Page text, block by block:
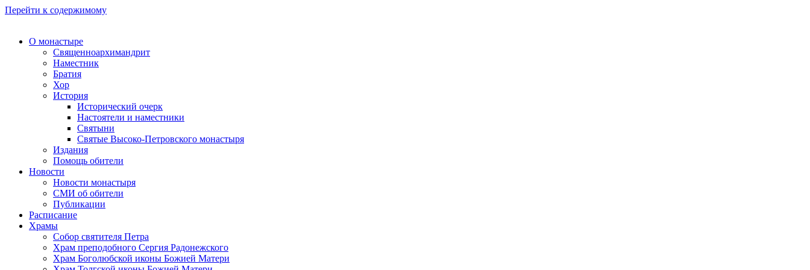
Перейти к содержимому
О монастыре
Священноархимандрит
Наместник
Братия
Хор
История
Исторический очерк
Настоятели и наместники
Святыни
Святые Высоко-Петровского монастыря
Издания
Помощь обители
Новости
Новости монастыря
СМИ об обители
Публикации
Расписание
Храмы
Собор святителя Петра
Храм преподобного Сергия Радонежского
Храм Боголюбской иконы Божией Матери